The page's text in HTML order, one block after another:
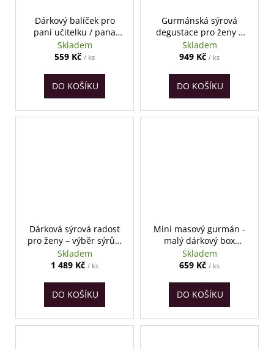
Dárkový balíček pro
paní učitelku / pana
učitele
Skladem
559 Kč / ks
DO KOŠÍKU
Gurmánská sýrová
degustace pro ženy s
prvotřídní panenkou z
pršuterie
Skladem
949 Kč / ks
DO KOŠÍKU
Dárková sýrová radost
pro ženy – výběr sýrů a
delikates
Skladem
1 489 Kč / ks
DO KOŠÍKU
Mini masový gurmán -
malý dárkový box
uzenin
Skladem
659 Kč / ks
DO KOŠÍKU